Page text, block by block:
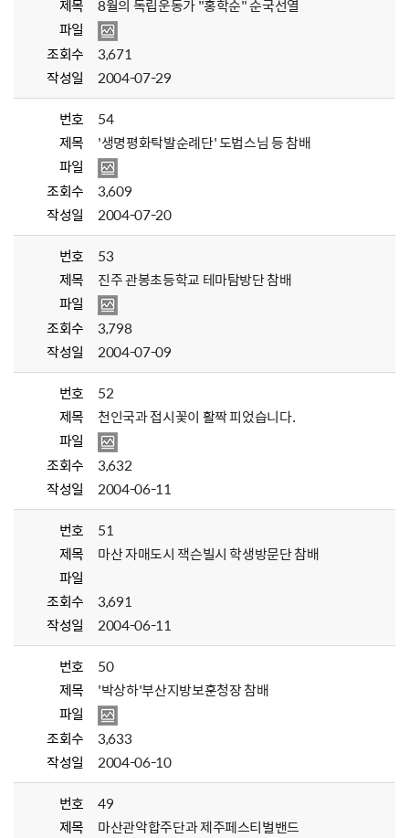
제목
8월의 독립운동가 "홍학순" 순국선열
파일
조회수
3,671
작성일
2004-07-29
번호
54
제목
'생명평화탁발순례단' 도법스님 등 참배
파일
조회수
3,609
작성일
2004-07-20
번호
53
제목
진주 관봉초등학교 테마탐방단 참배
파일
조회수
3,798
작성일
2004-07-09
번호
52
제목
천인국과 접시꽃이 활짝 피었습니다.
파일
조회수
3,632
작성일
2004-06-11
번호
51
제목
마산 자매도시 잭슨빌시 학생방문단 참배
파일
조회수
3,691
작성일
2004-06-11
번호
50
제목
'박상하'부산지방보훈청장 참배
파일
조회수
3,633
작성일
2004-06-10
번호
49
제목
마산관악합주단과 제주페스티벌밴드